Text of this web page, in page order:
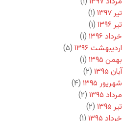
تیر ۱۳۹۷
(۱)
تیر ۱۳۹۶
(۱)
خرداد ۱۳۹۶
(۱)
اردیبهشت ۱۳۹۶
(۵)
بهمن ۱۳۹۵
(۱)
آبان ۱۳۹۵
(۲)
شهریور ۱۳۹۵
(۴)
مرداد ۱۳۹۵
(۲)
تیر ۱۳۹۵
(۲)